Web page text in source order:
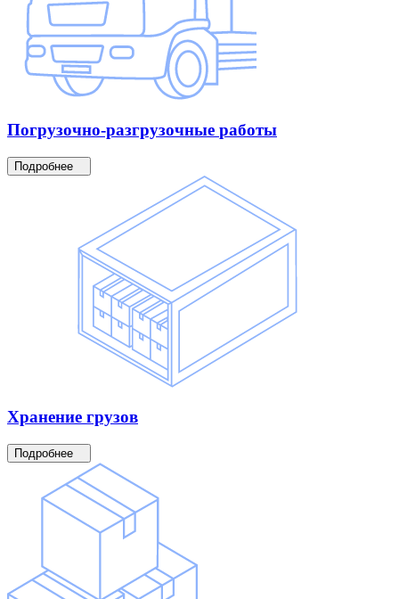
Погрузочно-разгрузочные работы
Подробнее
Хранение грузов
Подробнее